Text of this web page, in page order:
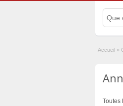
Accueil »
Toutes